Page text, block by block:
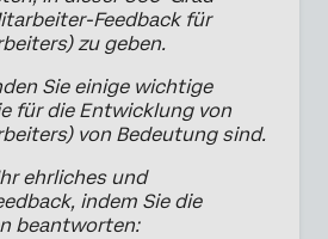
Feedback für
zu geben.
Sie einige wichtige
für die Entwicklung von
von Bedeutung sind.
ehrliches und
indem Sie die
beantworten: